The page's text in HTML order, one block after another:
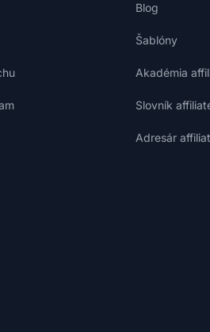
Blog
Šablóny
Akadémia
Slovník
Adresár